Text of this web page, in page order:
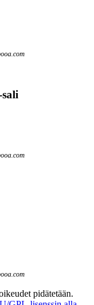
pidätetään.